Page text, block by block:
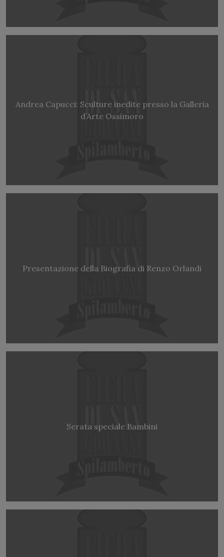
Andrea Capucci: Sculture inedite presso la Galleria
d’Arte Ossimoro
Presentazione della Biografia di Renzo Orlandi
Serata speciale Bambini